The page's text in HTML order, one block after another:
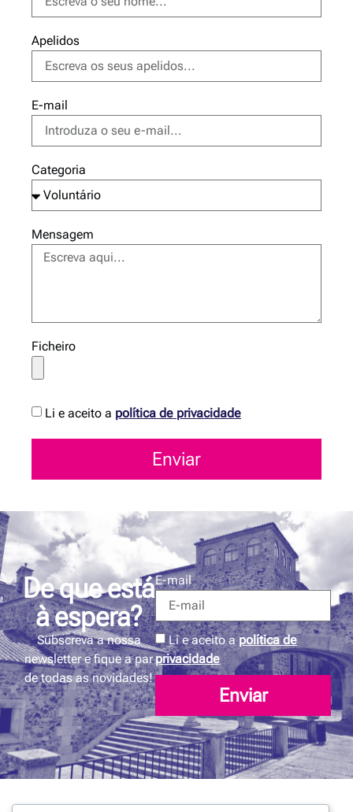
Apelidos
E-mail
Categoria
Mensagem
Ficheiro
Li e aceito a política de privacidade
Enviar
De que está
à espera?
Subscreva a nossa
newsletter e fique a par
de todas as novidades!
E-mail
Li e aceito apolítica de
privacidade
Enviar